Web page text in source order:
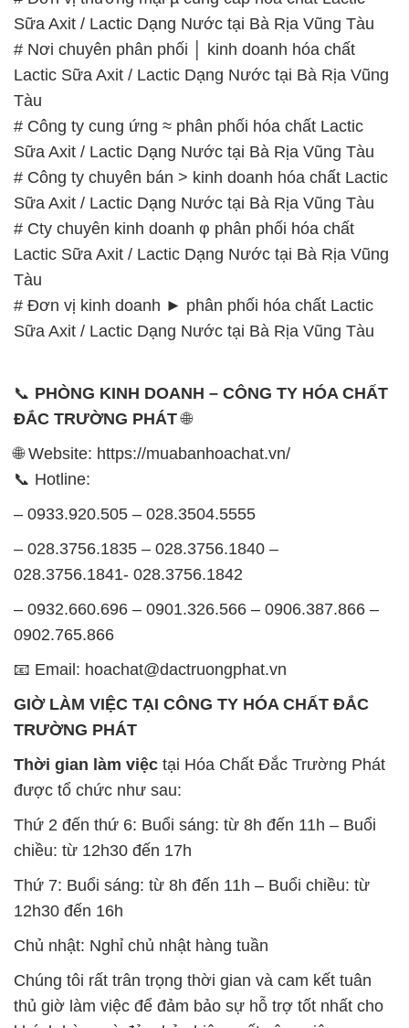
# Công ty cung ứng ≈ phân phối hóa chất Lactic
Sữa Axit / Lactic Dạng Nước tại Bà Rịa Vũng Tàu
# Công ty chuyên bán > kinh doanh hóa chất Lactic
Sữa Axit / Lactic Dạng Nước tại Bà Rịa Vũng Tàu
# Cty chuyên kinh doanh φ phân phối hóa chất
Lactic Sữa Axit / Lactic Dạng Nước tại Bà Rịa Vũng
Tàu
# Đơn vị kinh doanh ► phân phối hóa chất Lactic
Sữa Axit / Lactic Dạng Nước tại Bà Rịa Vũng Tàu
📞PHÒNG KINH DOANH – CÔNG TY HÓA CHẤT
ĐẮC TRƯỜNG PHÁT🌐
🌐 Website: https://muabanhoachat.vn/
– 0933.920.505 – 028.3504.5555
028.3756.1841- 028.3756.1842
0902.765.866
📧 Email: hoachat@dactruongphat.vn
TRƯỜNG PHÁT
được tổ chức như sau:
Thứ 2 đến thứ 6: Buổi sáng: từ 8h đến 11h – Buổi
chiều: từ 12h30 đến 17h
Thứ 7: Buổi sáng: từ 8h đến 11h – Buổi chiều: từ
12h30 đến 16h
Chủ nhật: Nghỉ chủ nhật hàng tuần
thủ giờ làm việc để đảm bảo sự hỗ trợ tốt nhất cho
khách hàng và đảm bảo hiệu suất công việc cao
nhất của nhân viên.
BẢN ĐỒ MAP TẠI CÔNG TY HÓA CHẤT ĐẮC
TRƯỜNG PHÁT